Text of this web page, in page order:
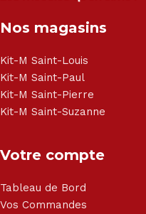
- Matelas - Hifi Hitachi, LG,
Haier, Sony, Cecotec,
Nos magasins
Kit-M Saint-Louis
Kit-M Saint-Paul
Kit-M Saint-Pierre
Kit-M Saint-Suzanne
Votre compte
Tableau de Bord
Vos Commandes